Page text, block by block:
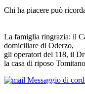
Chi ha piacere può
La famiglia ringrazia: il
domiciliare di Oderzo,
gli operatori del 118, il
la casa di riposo
Messaggio di